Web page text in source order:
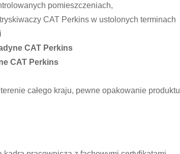
pomieszczeniach,
CAT Perkins w ustolonych terminach
CAT Perkins
CAT Perkins
całego kraju, pewne opakowanie produktu